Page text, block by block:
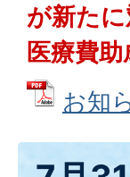
が新たに
医療費
お知